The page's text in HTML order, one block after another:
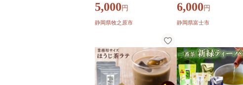
簡単 便利 急須不要 国産
美味しい 茶 お茶 おちゃ
ィータイム お土産 リラッ
クス ティー 家庭用 自宅用
贈答用 国産紅茶 贈答品 茶
葉 静岡茶 飲料 飲料類 日
用品 国産茶 和風 美味しい
5,000 円
静岡県牧之原市
1]
6,000 円
静岡県富士市